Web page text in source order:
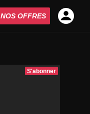
NOS OFFRES
S'abonner